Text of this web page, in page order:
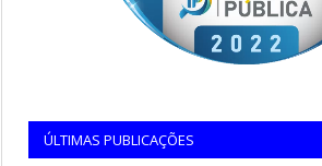
ÚLTIMAS PUBLICAÇÕES